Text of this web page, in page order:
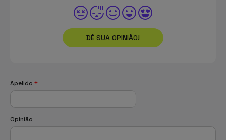
DÊ SUA OPINIÃO!
Apelido *
Opinião